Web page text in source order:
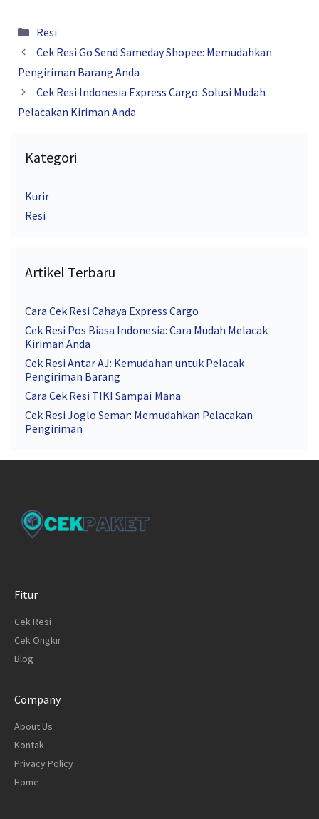
Kategori
Resi
Cek Resi Go Send Sameday Shopee: Memudahkan
Pengiriman Barang Anda
Cek Resi Indonesia Express Cargo: Solusi Mudah
Pelacakan Kiriman Anda
Kategori
Kurir
Resi
Artikel Terbaru
Cara Cek Resi Cahaya Express Cargo
Cek Resi Pos Biasa Indonesia: Cara Mudah Melacak
Kiriman Anda
Cek Resi Antar AJ: Kemudahan untuk Pelacak
Pengiriman Barang
Cara Cek Resi TIKI Sampai Mana
Cek Resi Joglo Semar: Memudahkan Pelacakan
Pengiriman
Fitur
Cek Resi
Cek Ongkir
Blog
Company
About Us
Kontak
Privacy Policy
Home